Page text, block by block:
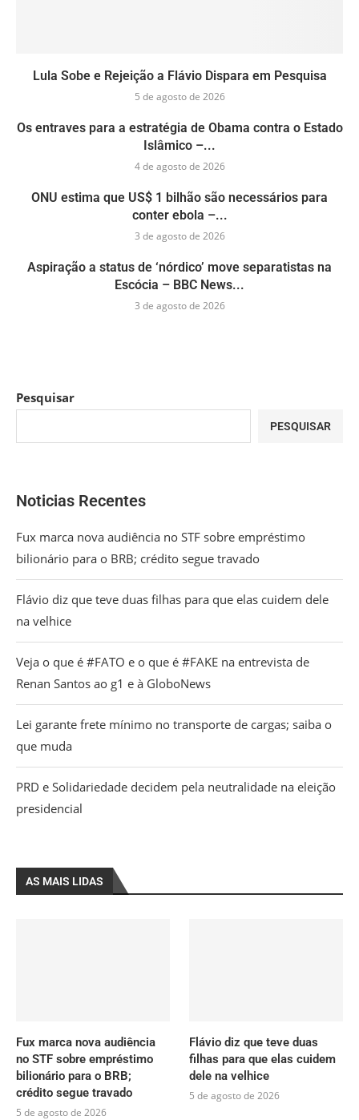
Lula Sobe e Rejeição a Flávio Dispara em Pesquisa
5 de agosto de 2026
Os entraves para a estratégia de Obama contra o Estado
Islâmico –...
4 de agosto de 2026
ONU estima que US$ 1 bilhão são necessários para
conter ebola –...
3 de agosto de 2026
Aspiração a status de ‘nórdico’ move separatistas na
Escócia – BBC News...
3 de agosto de 2026
Pesquisar
PESQUISAR
Noticias Recentes
Fux marca nova audiência no STF sobre empréstimo
bilionário para o BRB; crédito segue travado
Flávio diz que teve duas filhas para que elas cuidem dele
na velhice
Veja o que é #FATO e o que é #FAKE na entrevista de
Renan Santos ao g1 e à GloboNews
Lei garante frete mínimo no transporte de cargas; saiba o
que muda
PRD e Solidariedade decidem pela neutralidade na eleição
presidencial
AS MAIS LIDAS
Fux marca nova audiência
no STF sobre empréstimo
bilionário para o BRB;
crédito segue travado
5 de agosto de 2026
Flávio diz que teve duas
filhas para que elas cuidem
dele na velhice
5 de agosto de 2026